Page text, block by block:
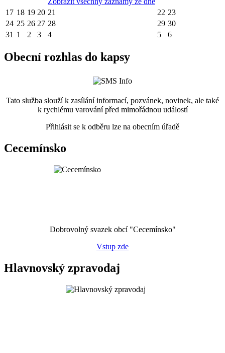
17 18 19 20 21 22 23
24 25 26 27 28 29 30
31 1 2 3 4 5 6
Obecní rozhlas do kapsy
Tato služba slouží k zasílání informací, pozvánek, novinek, ale také
k rychlému varování před mimořádnou událostí
Přihlásit se k odběru lze na obecním úřadě
Cecemínsko
Dobrovolný svazek obcí "Cecemínsko"
Vstup zde
Hlavnovský zpravodaj